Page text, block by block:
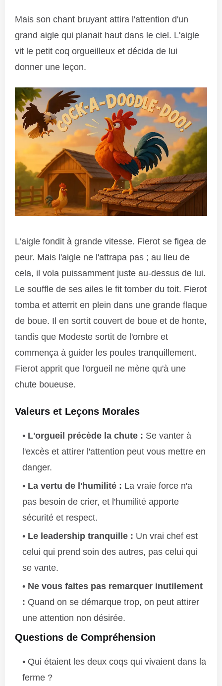
Mais son chant bruyant attira l'attention d'un
grand aigle qui planait haut dans le ciel. L'aigle
vit le petit coq orgueilleux et décida de lui
donner une leçon.
L'aigle fondit à grande vitesse. Fierot se figea de
peur. Mais l'aigle ne l'attrapa pas ; au lieu de
cela, il vola puissamment juste au-dessus de lui.
Le souffle de ses ailes le fit tomber du toit. Fierot
tomba et atterrit en plein dans une grande flaque
de boue. Il en sortit couvert de boue et de honte,
tandis que Modeste sortit de l'ombre et
commença à guider les poules tranquillement.
Fierot apprit que l'orgueil ne mène qu'à une
chute boueuse.
Valeurs et Leçons Morales
L'orgueil précède la chute : Se vanter à
l'excès et attirer l'attention peut vous mettre en
danger.
La vertu de l'humilité : La vraie force n'a
pas besoin de crier, et l'humilité apporte
sécurité et respect.
Le leadership tranquille : Un vrai chef est
celui qui prend soin des autres, pas celui qui
se vante.
Ne vous faites pas remarquer inutilement
: Quand on se démarque trop, on peut attirer
une attention non désirée.
Questions de Compréhension
Qui étaient les deux coqs qui vivaient dans la
ferme ?